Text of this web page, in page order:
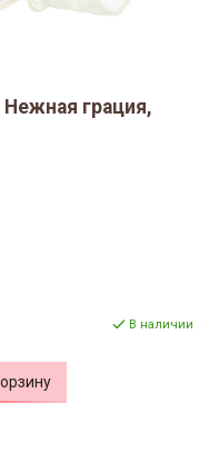
грация,
В наличии